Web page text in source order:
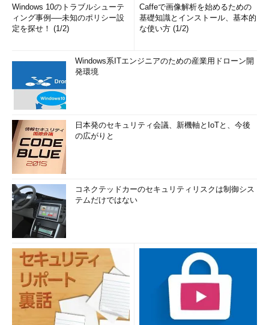
Windows 10のトラブルシューテ
ィング事例──未知のポリシー設
定を探せ！ (1/2)
Caffeで画像解析を始めるための
基礎知識とインストール、基本的
な使い方 (1/2)
Windows系ITエンジニアのための産業用ドローン開
発環境
日本発のセキュリティ会議、新機軸とIoTと、今後
の広がりと
コネクテッドカーのセキュリティリスクは制御シス
テムだけではない